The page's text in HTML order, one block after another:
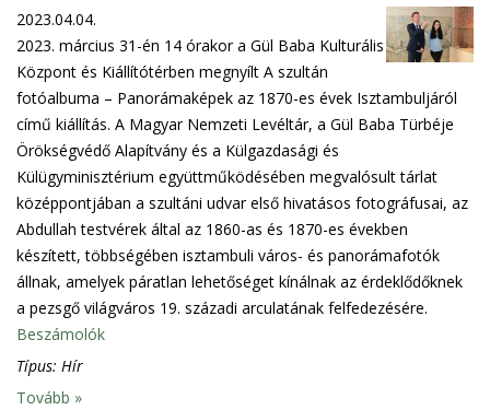
2023.04.04.
2023. március 31-én 14 órakor a Gül Baba Kulturális
Központ és Kiállítótérben megnyílt A szultán
fotóalbuma – Panorámaképek az 1870-es évek Isztambuljáról
című kiállítás. A Magyar Nemzeti Levéltár, a Gül Baba Türbéje
Örökségvédő Alapítvány és a Külgazdasági és
Külügyminisztérium együttműködésében megvalósult tárlat
középpontjában a szultáni udvar első hivatásos fotográfusai, az
Abdullah testvérek által az 1860-as és 1870-es években
készített, többségében isztambuli város- és panorámafotók
állnak, amelyek páratlan lehetőséget kínálnak az érdeklődőknek
a pezsgő világváros 19. századi arculatának felfedezésére.
Beszámolók
Típus: Hír
Tovább »